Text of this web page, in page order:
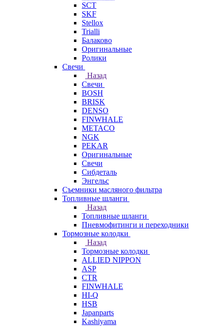
SCT
SKF
Stellox
Trialli
Балаково
Оригинальные
Ролики
Свечи
Назад
Свечи
BOSH
BRISK
DENSO
FINWHALE
METACO
NGK
PEKAR
Оригинальные
Свечи
Сибдеталь
Энгельс
Съемники масляного фильтра
Топливные шланги
Назад
Топливные шланги
Пневмофитинги и переходники
Тормозные колодки
Назад
Тормозные колодки
ALLIED NIPPON
ASP
CTR
FINWHALE
HI-Q
HSB
Japanparts
Kashiyama